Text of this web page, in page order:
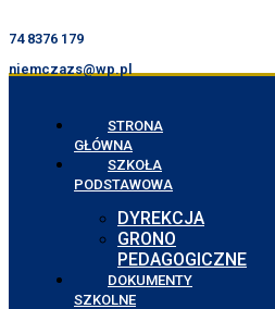
74 8376 179
niemczazs@wp.pl
STRONA
GŁÓWNA
SZKOŁA
PODSTAWOWA
DYREKCJA
GRONO
PEDAGOGICZNE
DOKUMENTY
SZKOLNE